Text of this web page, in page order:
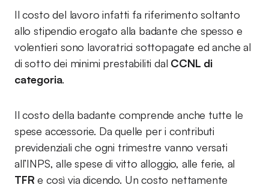
Il costo del lavoro infatti fa riferimento soltanto
allo stipendio erogato alla badante che spesso e
volentieri sono lavoratrici sottopagate ed anche al
di sotto dei minimi prestabiliti dal CCNL di
categoria.
Il costo della badante comprende anche tutte le
spese accessorie. Da quelle per i contributi
previdenziali che ogni trimestre vanno versati
all’INPS, alle spese di vitto alloggio, alle ferie, al
TFR e così via dicendo. Un costo nettamente